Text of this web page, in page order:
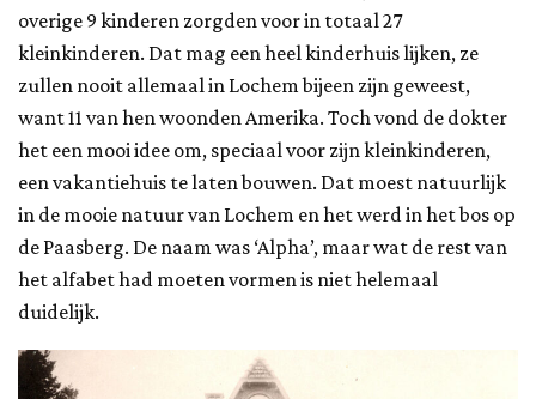
overige 9 kinderen zorgden voor in totaal 27
kleinkinderen. Dat mag een heel kinderhuis lijken, ze
zullen nooit allemaal in Lochem bijeen zijn geweest,
want 11 van hen woonden Amerika. Toch vond de dokter
het een mooi idee om, speciaal voor zijn kleinkinderen,
een vakantiehuis te laten bouwen. Dat moest natuurlijk
in de mooie natuur van Lochem en het werd in het bos op
de Paasberg. De naam was ‘Alpha’, maar wat de rest van
het alfabet had moeten vormen is niet helemaal
duidelijk.